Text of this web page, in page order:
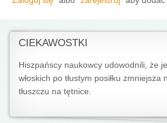
CIEKAWOSTKI
Hiszpańscy naukowcy udowodnili, że
włoskich po tłustym posiłku zmniejsza
tłuszczu na tętnice.